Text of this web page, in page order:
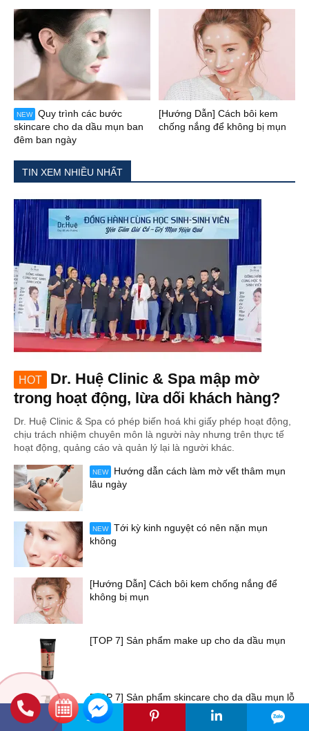
NEW
Quy trình các bước
skincare cho da dầu mụn ban
đêm ban ngày
[Hướng Dẫn] Cách bôi kem
chống nắng để không bị mụn
TIN XEM NHIỀU NHẤT
HOT
Dr. Huệ Clinic & Spa mập mờ
trong hoạt động, lừa dối khách hàng?
Dr. Huệ Clinic & Spa có phép biến hoá khi giấy phép hoạt động,
chịu trách nhiệm chuyên môn là người này nhưng trên thực tế
hoạt động, quảng cáo và quản lý lại là người khác.
NEW
Hướng dẫn cách làm mờ vết thâm mụn
lâu ngày
NEW
Tới kỳ kinh nguyệt có nên nặn mụn
không
[Hướng Dẫn] Cách bôi kem chống nắng để
không bị mụn
[TOP 7] Sản phẩm make up cho da dầu mụn
[TOP 7] Sản phẩm skincare cho da dầu mụn lỗ
chân lông to